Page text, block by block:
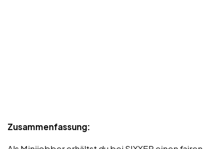
Zusammenfassung: